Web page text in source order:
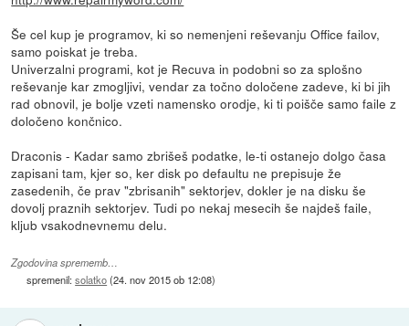
Še cel kup je programov, ki so nemenjeni reševanju Office failov,
samo poiskat je treba.
Univerzalni programi, kot je Recuva in podobni so za splošno
reševanje kar zmogljivi, vendar za točno določene zadeve, ki bi jih
rad obnovil, je bolje vzeti namensko orodje, ki ti poišče samo faile z
določeno končnico.
Draconis - Kadar samo zbrišeš podatke, le-ti ostanejo dolgo časa
zapisani tam, kjer so, ker disk po defaultu ne prepisuje že
zasedenih, če prav "zbrisanih" sektorjev, dokler je na disku še
dovolj praznih sektorjev. Tudi po nekaj mesecih še najdeš faile,
kljub vsakodnevnemu delu.
Zgodovina sprememb…
spremenil:solatko(24. nov 2015 ob 12:08)